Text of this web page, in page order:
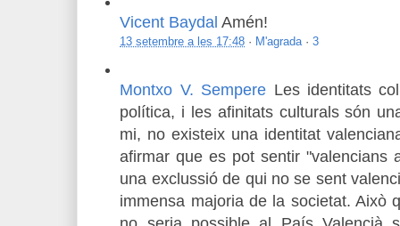
Vicent Baydal Amén!
13 setembre a les 17:48 · M'agrada·3
Montxo V. Sempere Les identitats
política, i les afinitats culturals són
mi, no existeix una identitat
afirmar que es pot sentir "valencians
una exclussió de qui no se sent
immensa majoria de la societat. Això